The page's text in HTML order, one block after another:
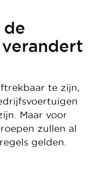
de
te zijn,
Maar voor
zullen al
gelden.